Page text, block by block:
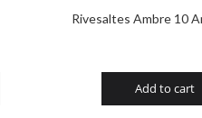
Rivesaltes Ambre 10
Add to cart